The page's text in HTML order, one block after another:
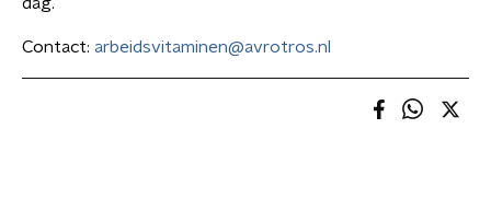
Contact: arbeidsvitaminen@avrotros.nl